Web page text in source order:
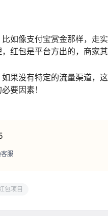
如像支付宝赏金那样，走
红包是平台方出的，商家
果没有特定的流量渠道，
要因素！
服
包项目